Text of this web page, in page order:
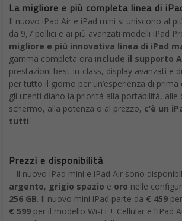
La migliore e più completa linea di
Il nuovo iPad Air e iPad mini si uniscono al
da 9,7 pollici e ai più avanzati modelli iPad
migliore e più innovativa linea di iPad
gamma completa ora include il supporto
prestazioni best-in-class, display avanzati e
per tutto il giorno per un’esperienza di prima
gli utenti diano la priorità alla portabilità, alle
schermo, alla potenza o al prezzo, c’è un
tutti.
Prezzi e disponibilità
– Il nuovo iPad mini e iPad Air sono
argento, grigio spazio e oro nelle
256 GB. Il nuovo mini iPad parte da € 459
€ 599 per il modello Wi-Fi + Cellular e l’iPad